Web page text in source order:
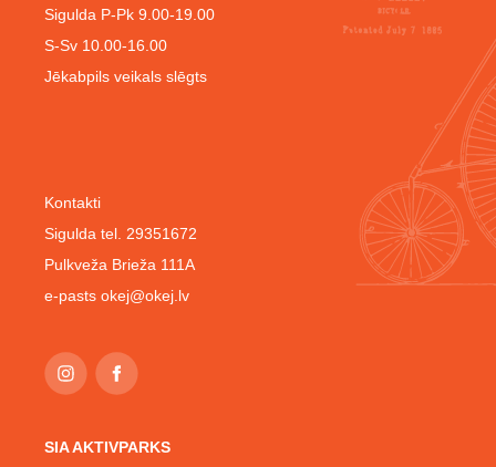
Kontakti
Sigulda tel. 29351672
Pulkveža Brieža 111A
e-pasts okej@okej.lv
Sigulda P-Pk 9.00-19.00
S-Sv 10.00-16.00
Jēkabpils veikals slēgts
SIA AKTIVPARKS